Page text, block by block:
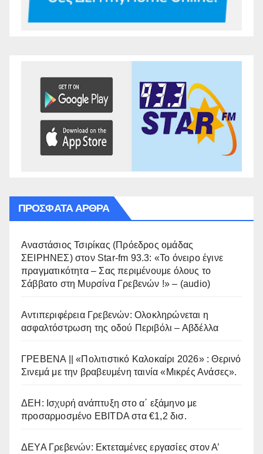
ΠΡΌΣΦΑΤΑ ΆΡΘΡΑ
Αναστάσιος Τσιρίκας (Πρόεδρος ομάδας
ΣΕΙΡΗΝΕΣ) στον Star-fm 93.3: «Το όνειρο έγινε
πραγματικότητα – Σας περιμένουμε όλους το
Σάββατο στη Μυρσίνα Γρεβενών !» – (audio)
Αντιπεριφέρεια Γρεβενών: Ολοκληρώνεται η
ασφαλτόστρωση της οδού Περιβόλι – Αβδέλλα
ΓΡΕΒΕΝΑ || «Πολιτιστικό Καλοκαίρι 2026» : Θερινό
Σινεμά με την βραβευμένη ταινία «Μικρές Ανάσες».
ΔΕΗ: Ισχυρή ανάπτυξη στο α΄ εξάμηνο με
προσαρμοσμένο EBITDA στα €1,2 δισ.
ΔΕΥΑ Γρεβενών: Εκτεταμένες εργασίες στον Α’